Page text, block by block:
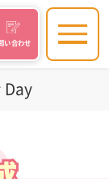
い合わせ
Day